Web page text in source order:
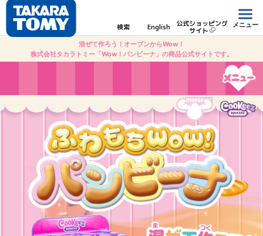
検索 English 公式ショッピング
サイト
メニュー
混ぜて作ろう！オーブンからWow！
株式会社タカラトミー「Wow！パンビーナ」の商品公式サイトです。